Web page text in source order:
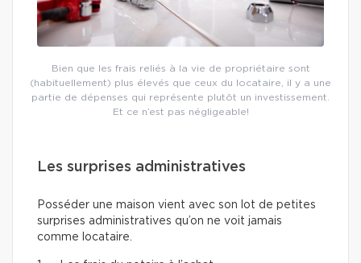
Bien que les frais reliés à la vie de propriétaire sont
(habituellement) plus élevés que ceux du locataire, il y a une
partie de dépenses qui représente plutôt un investissement.
Et ce n’est pas négligeable!
Les surprises administratives
Posséder une maison vient avec son lot de petites
surprises administratives qu’on ne voit jamais
comme locataire.